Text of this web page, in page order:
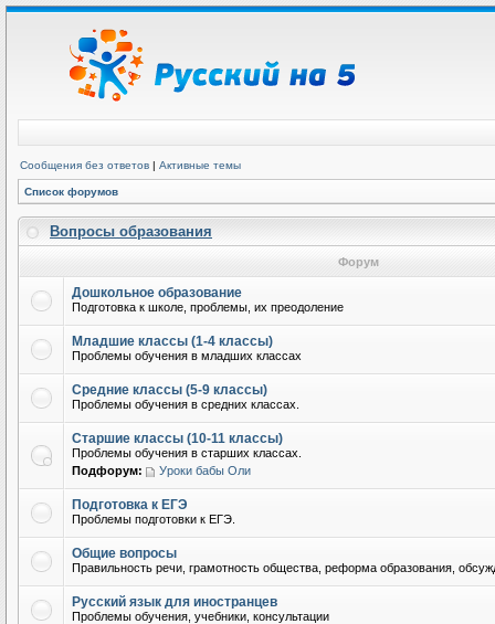
Сообщения без ответов | Активные темы
Список форумов
Вопросы образования
Форум
Дошкольное образование
Подготовка к школе, проблемы, их преодоление
Младшие классы (1-4 классы)
Проблемы обучения в младших классах
Средние классы (5-9 классы)
Проблемы обучения в средних классах.
Старшие классы (10-11 классы)
Проблемы обучения в старших классах.
Подфорум:
Уроки бабы Оли
Подготовка к ЕГЭ
Проблемы подготовки к ЕГЭ.
Общие вопросы
Правильность речи, грамотность общества, реформа образования,
Русский язык для иностранцев
Проблемы обучения, учебники, консультации